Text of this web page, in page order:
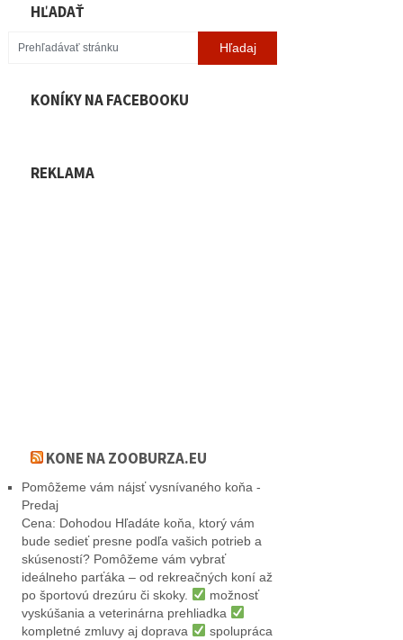
HĽADAŤ
KONÍKY NA FACEBOOKU
REKLAMA
KONE NA ZOOBURZA.EU
Pomôžeme vám nájsť vysnívaného koňa -
Predaj
Cena: Dohodou Hľadáte koňa, ktorý vám
bude sedieť presne podľa vašich potrieb a
skúseností? Pomôžeme vám vybrať
ideálneho parťáka – od rekreačných koní až
po športovú drezúru či skoky.
možnosť
vyskúšania a veterinárna prehliadka
kompletné zmluvy aj doprava
spolupráca